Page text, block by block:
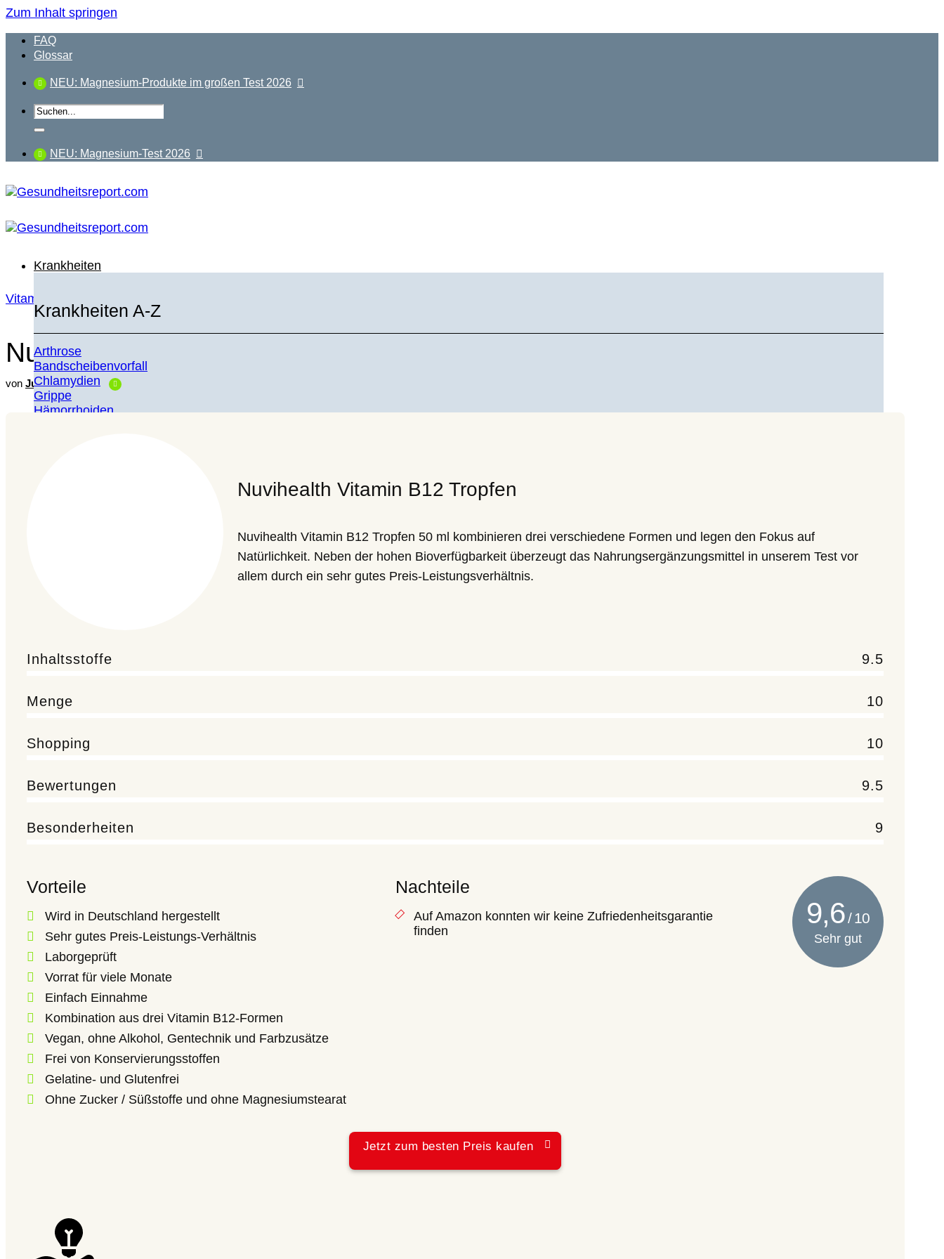
Zum Inhalt springen
FAQ
Glossar
NEU: Magnesium-Produkte im großen Test 2026
NEU: Magnesium-Test 2026
Krankheiten
Krankheiten A-Z
Arthrose
Bandscheibenvorfall
Chlamydien
Grippe
Hämorrhoiden
Vitamin B12 Produkte im Vergleich
Nuvihealth Vitamin B12 im Test
von Julian Deutsch
Nuvihealth Vitamin B12 Tropfen
Nuvihealth Vitamin B12 Tropfen 50 ml kombinieren drei verschiedene Formen und legen den Fokus auf
Natürlichkeit. Neben der hohen Bioverfügbarkeit überzeugt das Nahrungsergänzungsmittel in unserem Test vor
allem durch ein sehr gutes Preis-Leistungsverhältnis.
Inhaltsstoffe 9.5
Menge 10
Shopping 10
Bewertungen 9.5
Besonderheiten 9
Vorteile
Wird in Deutschland hergestellt
Sehr gutes Preis-Leistungs-Verhältnis
Laborgeprüft
Vorrat für viele Monate
Einfach Einnahme
Kombination aus drei Vitamin B12-Formen
Vegan, ohne Alkohol, Gentechnik und Farbzusätze
Frei von Konservierungsstoffen
Gelatine- und Glutenfrei
Ohne Zucker / Süßstoffe und ohne Magnesiumstearat
Nachteile
Auf Amazon konnten wir keine Zufriedenheitsgarantie
finden
9,6
Sehr gut
Jetzt zum besten Preis kaufen